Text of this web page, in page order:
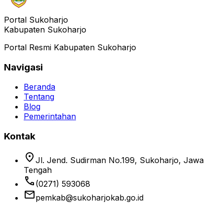
Portal Sukoharjo
Kabupaten Sukoharjo
Portal Resmi Kabupaten Sukoharjo
Navigasi
Beranda
Tentang
Blog
Pemerintahan
Kontak
location_on Jl. Jend. Sudirman No.199, Sukoharjo, Jawa
Tengah
phone (0271) 593068
emailpemkab@sukoharjokab.go.id